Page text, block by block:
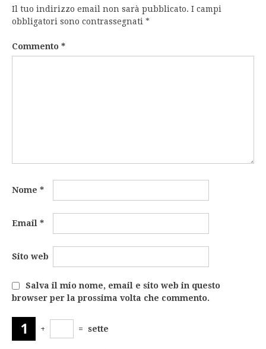
Il tuo indirizzo email non sarà pubblicato. I campi
obbligatori sono contrassegnati *
Commento *
Nome *
Email *
Sito web
Salva il mio nome, email e sito web in questo
browser per la prossima volta che commento.
+ = sette